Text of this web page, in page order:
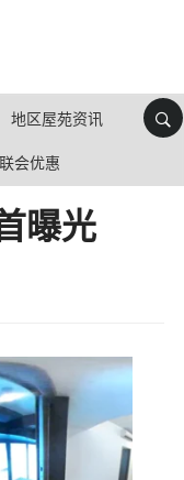
地区屋苑资讯
会优惠
曝光